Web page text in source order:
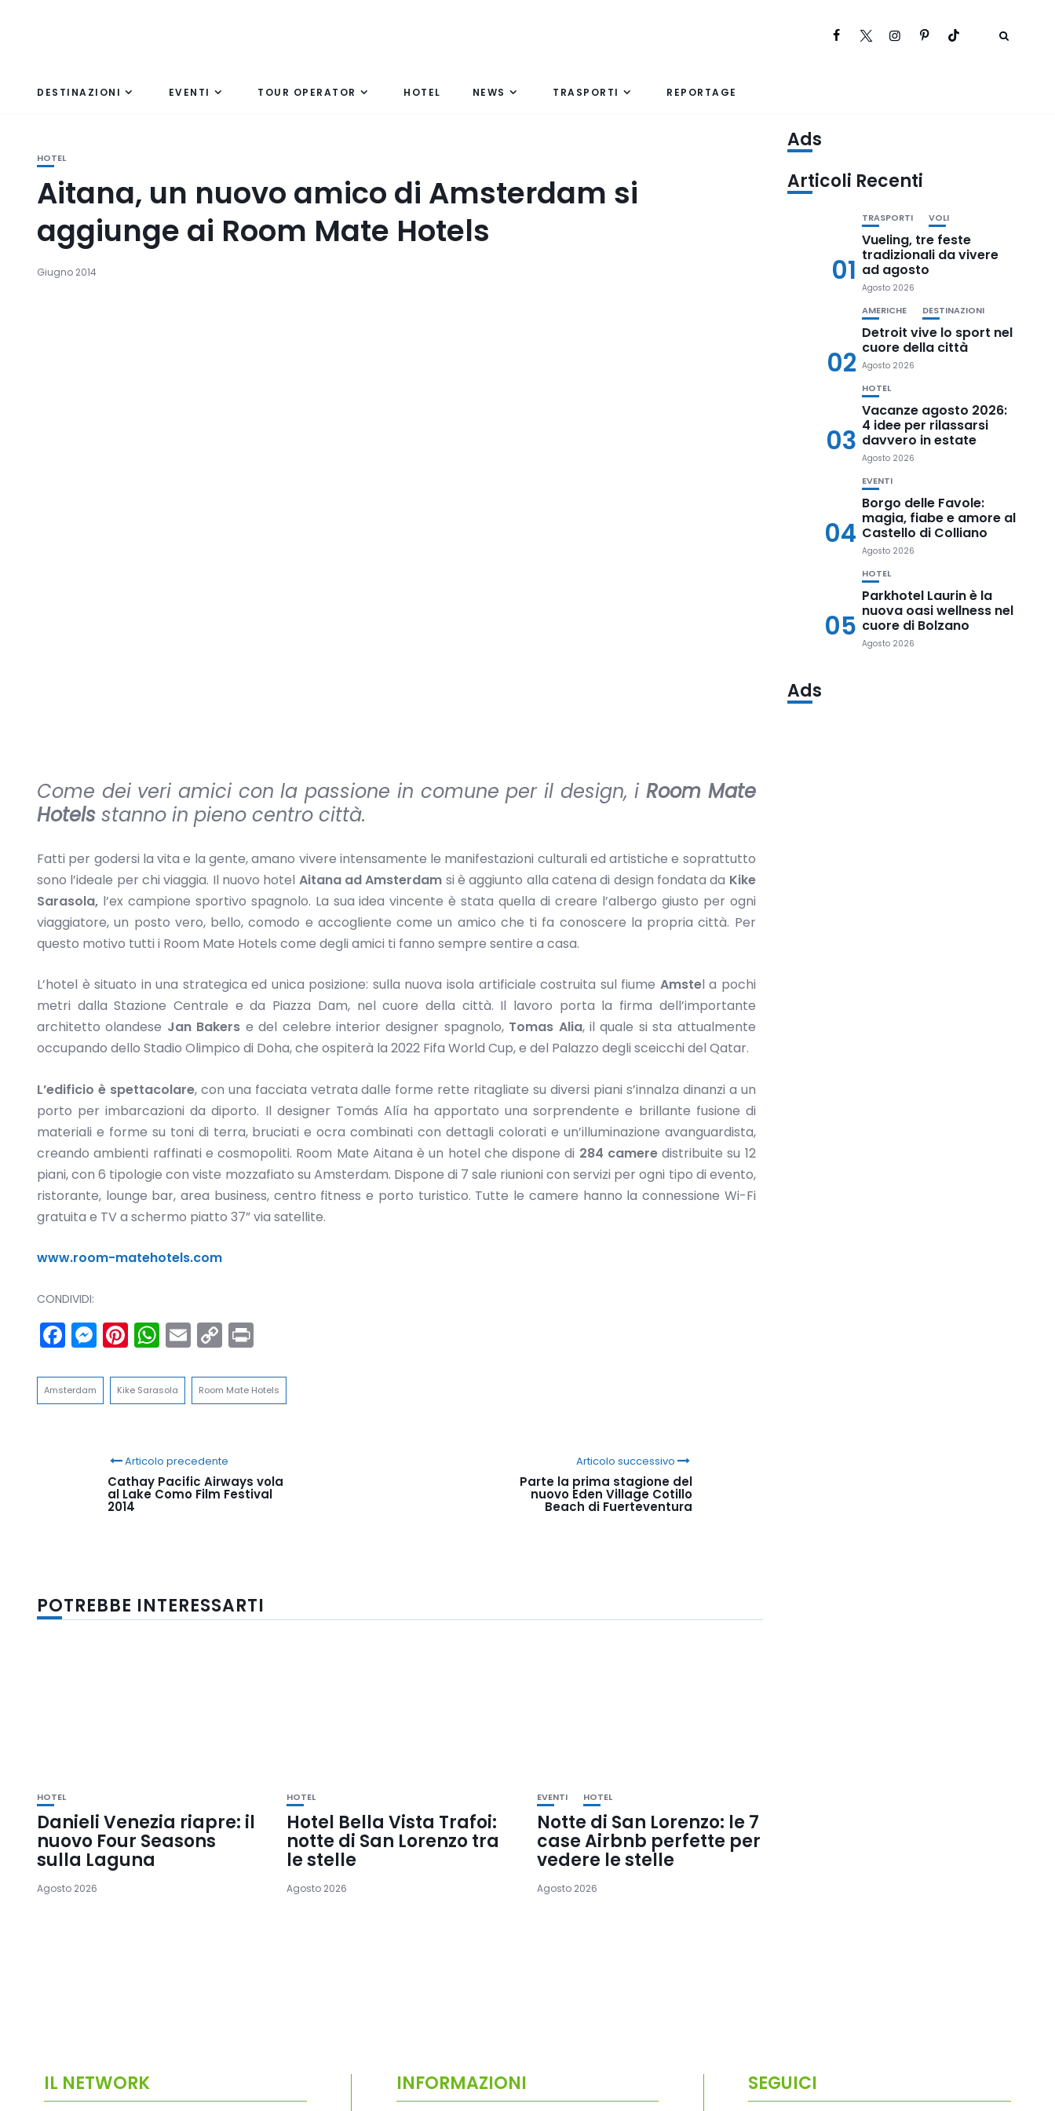
DESTINAZIONI EVENTI TOUR OPERATOR HOTEL NEWS TRASPORTI REPORTAGE
HOTEL
Aitana, un nuovo amico di Amsterdam si
aggiunge ai Room Mate Hotels
Giugno 2014
Come dei veri amici con la passione in comune per il design, iRoom Mate
Hotels stanno in pieno centro città.
Fatti per godersi la vita e la gente, amano vivere intensamente le manifestazioni culturali ed artistiche e soprattutto
sono l’ideale per chi viaggia. Il nuovo hotel Aitana ad Amsterdam si è aggiunto alla catena di design fondata da Kike
Sarasola, l’ex campione sportivo spagnolo. La sua idea vincente è stata quella di creare l’albergo giusto per ogni
viaggiatore, un posto vero, bello, comodo e accogliente come un amico che ti fa conoscere la propria città. Per
questo motivo tutti i Room Mate Hotels come degli amici ti fanno sempre sentire a casa.
L’hotel è situato in una strategica ed unica posizione: sulla nuova isola artificiale costruita sul fiume Amstel a pochi
metri dalla Stazione Centrale e da Piazza Dam, nel cuore della città. Il lavoro porta la firma dell’importante
architetto olandese Jan Bakers e del celebre interior designer spagnolo, Tomas Alia, il quale si sta attualmente
occupando dello Stadio Olimpico di Doha, che ospiterà la 2022 Fifa World Cup, e del Palazzo degli sceicchi del Qatar.
L’edificio è spettacolare, con una facciata vetrata dalle forme rette ritagliate su diversi piani s’innalza dinanzi a un
porto per imbarcazioni da diporto. Il designer Tomás Alía ha apportato una sorprendente e brillante fusione di
materiali e forme su toni di terra, bruciati e ocra combinati con dettagli colorati e un’illuminazione avanguardista,
creando ambienti raffinati e cosmopoliti. Room Mate Aitana è un hotel che dispone di 284 cameredistribuite su 12
piani, con 6 tipologie con viste mozzafiato su Amsterdam. Dispone di 7 sale riunioni con servizi per ogni tipo di evento,
ristorante, lounge bar, area business, centro fitness e porto turistico. Tutte le camere hanno la connessione Wi-Fi
gratuita e TV a schermo piatto 37” via satellite.
www.room-matehotels.com
CONDIVIDI:
Facebook
Messenger
Pinterest
WhatsApp
Email
Copy
Link
Amsterdam Kike Sarasola Room Mate Hotels
Articolo precedente
Cathay Pacific Airways vola
al Lake Como Film Festival
2014
Articolo successivo
Parte la prima stagione del
nuovo Eden Village Cotillo
Beach di Fuerteventura
POTREBBE INTERESSARTI
HOTEL
Danieli Venezia riapre: il
nuovo Four Seasons
sulla Laguna
Agosto 2026
HOTEL
Hotel Bella Vista Trafoi:
notte di San Lorenzo tra
le stelle
Agosto 2026
EVENTI HOTEL
Notte di San Lorenzo: le 7
case Airbnb perfette per
vedere le stelle
Agosto 2026
Ads
Articoli Recenti
01
TRASPORTI VOLI
Vueling, tre feste
tradizionali da vivere
ad agosto
Agosto 2026
02
AMERICHE DESTINAZIONI
Detroit vive lo sport nel
cuore della città
Agosto 2026
03
HOTEL
Vacanze agosto 2026:
4 idee per rilassarsi
davvero in estate
Agosto 2026
04
EVENTI
Borgo delle Favole:
magia, fiabe e amore al
Castello di Colliano
Agosto 2026
05
HOTEL
Parkhotel Laurin è la
nuova oasi wellness nel
cuore di Bolzano
Agosto 2026
Ads
IL NETWORK INFORMAZIONI SEGUICI